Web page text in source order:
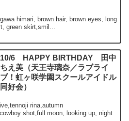
himari, brown hair, brown eyes, long
green skirt,smil...
10/6 HAPPY BIRTHDAY 田中
ちえ美（天王寺璃奈／ラブライ
ブ！虹ヶ咲学園スクールアイドル
同好会）
rina,autumn
shot,full moon, looking up, night